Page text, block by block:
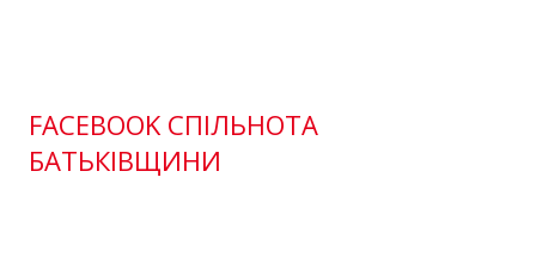
FACEBOOK СПІЛЬНОТА
БАТЬКІВЩИНИ